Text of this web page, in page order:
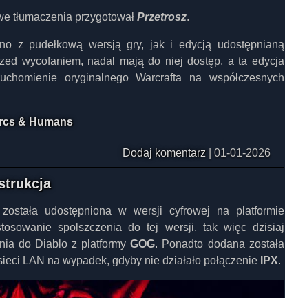
tłumaczenia przygotował Przetrosz.
z pudełkową wersją gry, jak i edycją udostępnianą
wycofaniem, nadal mają do niej dostęp, a ta edycja
oryginalnego Warcrafta na współczesnych
& Humans
Dodaj komentarz| 01-01-2026
została udostępniona w wersji cyfrowej na platformie
spolszczenia do tej wersji, tak więc dzisiaj
do Diablo z platformyGOG. Ponadto dodana została
LAN na wypadek, gdyby nie działało połączenie
IPX.